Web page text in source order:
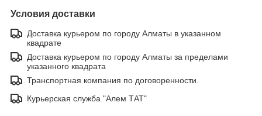
Условия доставки
Доставка курьером по городу Алматы в указанном
квадрате
Доставка курьером по городу Алматы за пределами
указанного квадрата
Транспортная компания по договоренности.
Курьерская служба "Алем ТАТ"